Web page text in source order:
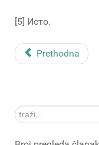
[5] Исто.
Prethodna
traži...